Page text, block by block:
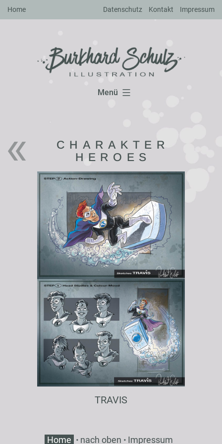
Zum
Home Datenschutz Kontakt Impressum
Menü
CHARAKTER
HEROES
TRAVIS
Home · nach oben · Impressum